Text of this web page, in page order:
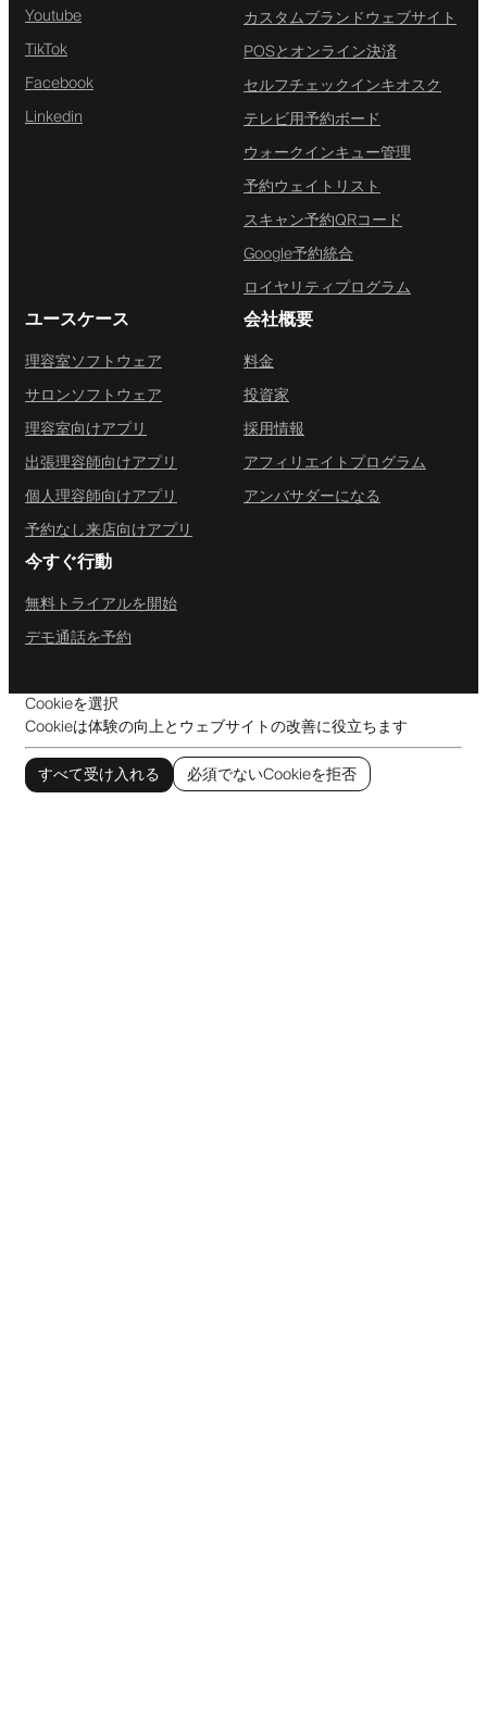
Youtube
TikTok
Facebook
Linkedin
カスタムブランドウェブサイト
POSとオンライン決済
セルフチェックインキオスク
テレビ用予約ボード
ウォークインキュー管理
予約ウェイトリスト
スキャン予約QRコード
Google予約統合
ロイヤリティプログラム
ユースケース
理容室ソフトウェア
サロンソフトウェア
理容室向けアプリ
出張理容師向けアプリ
個人理容師向けアプリ
予約なし来店向けアプリ
会社概要
料金
投資家
採用情報
アフィリエイトプログラム
アンバサダーになる
今すぐ行動
無料トライアルを開始
デモ通話を予約
Cookieを選択
Cookieは体験の向上とウェブサイトの改善に役立ちます
すべて受け入れる
必須でないCookieを拒否